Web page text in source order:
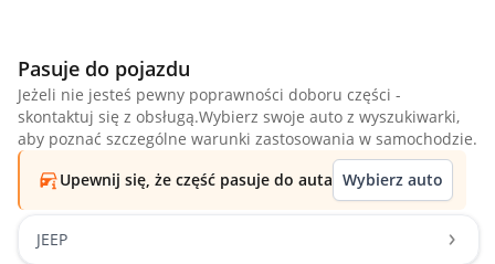
Pasuje do pojazdu
Jeżeli nie jesteś pewny poprawności doboru części -
skontaktuj się z obsługą.Wybierz swoje auto z wyszukiwarki,
aby poznać szczególne warunki zastosowania w samochodzie.
Upewnij się, że część pasuje do auta Wybierz auto
JEEP